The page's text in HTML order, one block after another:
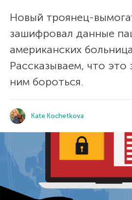
Новый троянец-
зашифровал данные
американских
Рассказываем, что это
ним бороться.
Kate Kochetkova